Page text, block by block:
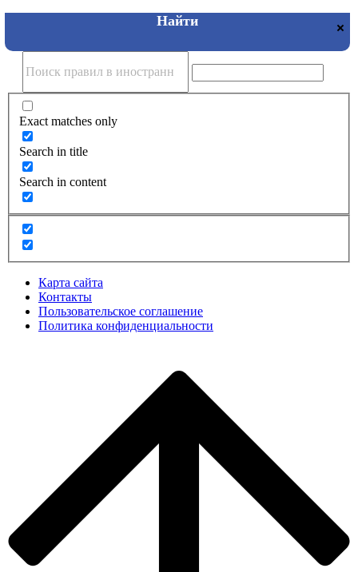
Exact matches only
Search in title
Search in content
Карта сайта
Контакты
Пользовательское соглашение
Политика конфиденциальности